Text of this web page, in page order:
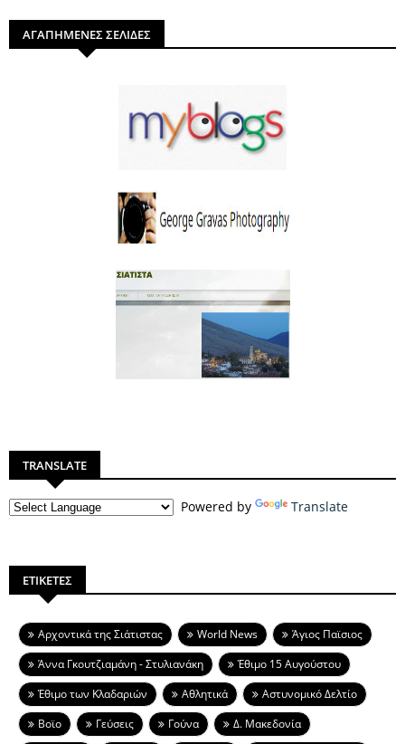
ΑΓΑΠΗΜΕΝΕΣ ΣΕΛΙΔΕΣ
TRANSLATE
Powered by Translate
ΕΤΙΚΕΤΕΣ
Aρχοντικά της Σιάτιστας World News
Άγιος Παϊσιος
Άννα Γκουτζιαμάνη - Στυλιανάκη
Έθιμο 15 Αυγούστου
Έθιμο των Κλαδαριών
Αθλητικά
Αστυνομικό Δελτίο
Βοϊο
Γεύσεις Γούνα
Δ. Μακεδονία